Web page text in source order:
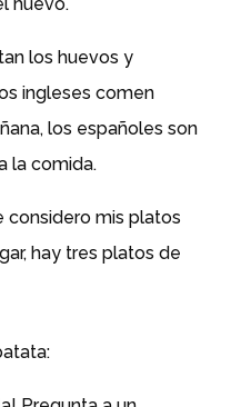
los huevos y
ingleses comen
los españoles son
la comida.
considero mis platos
hay tres platos de